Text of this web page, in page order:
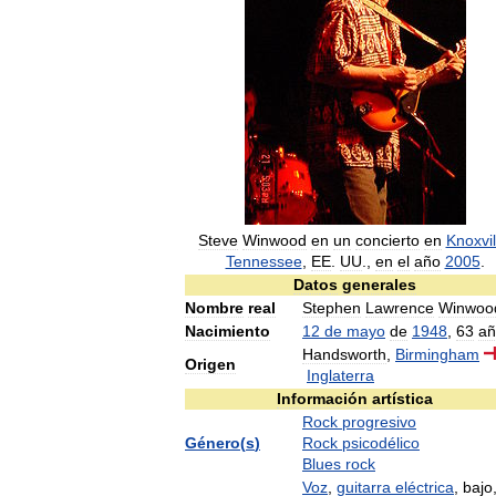
Steve Winwood en un concierto en
Tennessee, EE. UU en el año 2005.
Datos generales
Nombre real Stephen Lawrence
Nacimiento
12 de mayo de 1948 63
Origen
Handsworth
Birmingham
Inglaterra
Información artística
Género(s)
Rock progresivo
Rock psicodélico
Blues rock
Voz guitarra eléctrica bajo